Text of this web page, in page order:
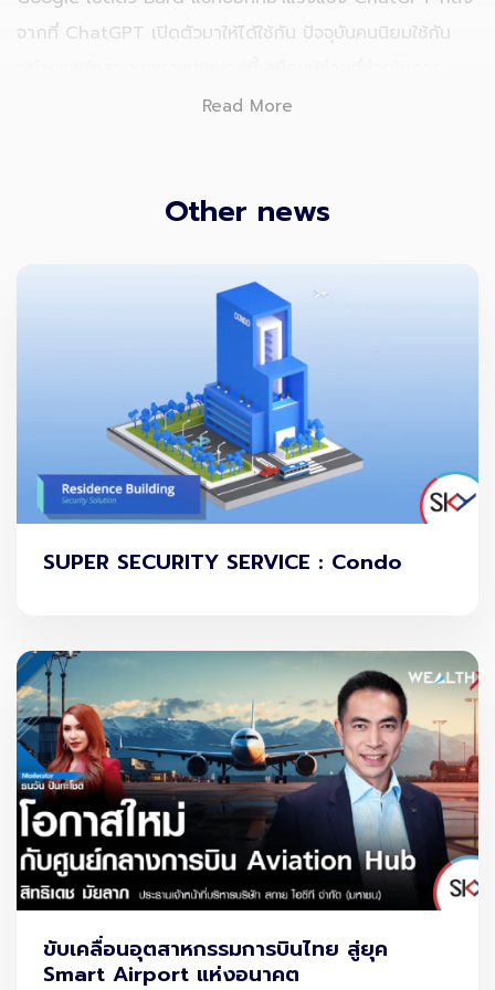
Read More
จากที่ ChatGPT เปิดตัวมาให้ได้ใช้กัน ปัจจุบันคนนิยมใช้กัน
ค้นหาข้อมูล ทั้งยังช่วยในการทำงานต่างๆในหลากหลายด้าน
อะไร และ Bard ทำงานอย่างไรบ้าง วันนี้เราจะมาแนะนำว่า
Google Bard นั้นมีเวอร์ชันภาษาไทยที่สามารถแปลคำ
และภาษาไทยได้เป็นอย่างดีเยี่ยม
ซึ่งการจัดเรียงคำและ
ประโยคต่างๆในการให้ข้อมูลก็สามารถทำได้ดีมากเช่นเดียวกัน
ส่วนเรื่องการให้ข้อมูลนั้นก็ให้มาแบบแน่นและจัดเต็ม คงเพราะ
Google เป็นแหล่งค้นคว้าหาข้อมูลอยู่แล้ว จึงทำให้ Google
Bard มีชุดข้อมูลที่มากและมีข้อมูลที่แน่นกว่า Chat GPT
อย่างไม่มีข้อสงสัย
เราได้ลองทดสอบ ทำการค้นหาข้อมูลเกี่ยวกับ“ประเทศที่ฟรี
วีซ่าสำหรับคนไทยมีที่ไหนบ้าง?”
โดยที่ ChatGPT ไม่สามารถให้ข้อมูลสำหรับคำถามข้างต้นได้
เพราะ ChatGPT ยังไม่ได้มีการอัพเดทข้อมูลใหม่ตามภาพ
Other news
SUPER SECURITY SERVICE : Condo
ขับเคลื่อนอุตสาหกรรมการบินไทย สู่ยุค
Smart Airport แห่งอนาคต